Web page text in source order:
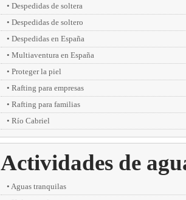
Despedidas de soltera
Despedidas de soltero
Despedidas en España
Multiaventura en España
Proteger la piel
Rafting para empresas
Rafting para familias
Río Cabriel
Actividades de
Aguas tranquilas